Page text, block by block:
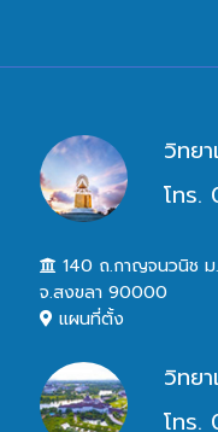
วิทย
โทร.
140 ถ.กาญจนวนิช ม
จ.สงขลา 90000
แผนที่ตั้ง
วิทย
โทร